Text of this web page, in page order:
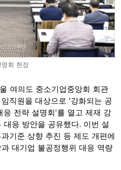
명회 현장
여의도 중소기업중앙회 회관
직원을 대상으로 '강화되는 공
응 전략 설명회'를 열고 제재 강
응 방안을 공유했다. 이번 설
기준 상향 추진 등 제도 개편에
대기업 불공정행위 대응 역량